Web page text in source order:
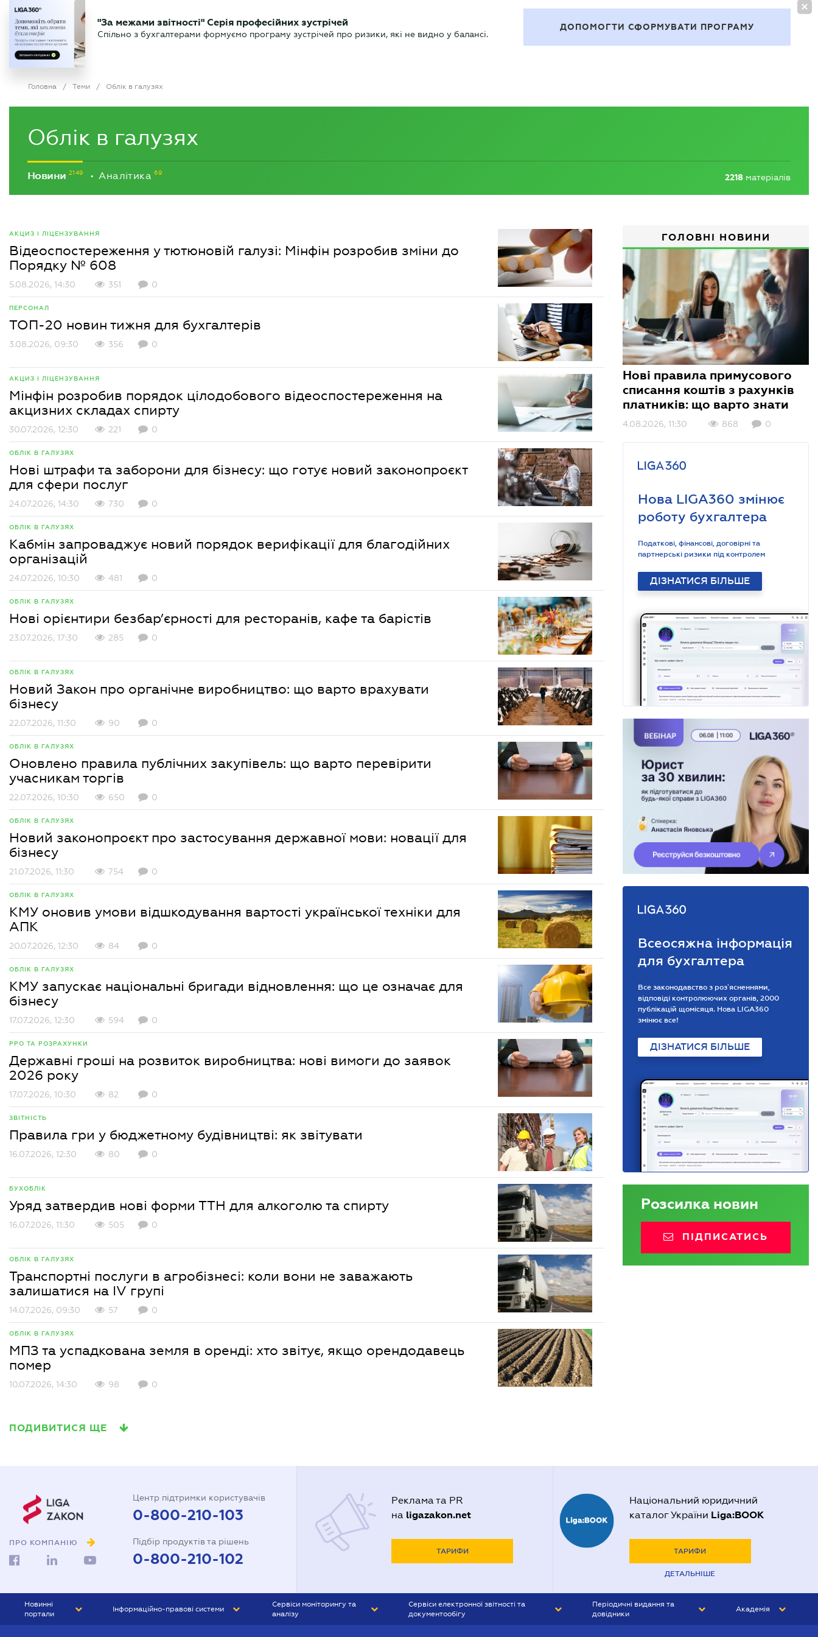
БУХГАЛТЕР.UA Новини Аналітика Календар Актуально
"За межами звітності" Серія професійних зустрічей
Спільно з бухгалтерами формуємо програму зустрічей про ризики, які не видно у балансі.
ДОПОМОГТИ СФОРМУВАТИ ПРОГРАМУ
Головна / Теми / Облік в галузях
Облік в галузях
Новини • Аналітика 2218 матеріалів
АКЦИЗ І ЛІЦЕНЗУВАННЯ
Відеоспостереження у тютюновій галузі: Мінфін розробив зміни до
Порядку № 608
5.08.2026, 14:30 351 0
ПЕРСОНАЛ
ТОП-20 новин тижня для бухгалтерів
3.08.2026, 09:30 356 0
АКЦИЗ І ЛІЦЕНЗУВАННЯ
Мінфін розробив порядок цілодобового відеоспостереження на
акцизних складах спирту
30.07.2026, 12:30 221 0
ОБЛІК В ГАЛУЗЯХ
Нові штрафи та заборони для бізнесу: що готує новий законопроєкт
для сфери послуг
24.07.2026, 14:30 730 0
ОБЛІК В ГАЛУЗЯХ
Кабмін запроваджує новий порядок верифікації для благодійних
організацій
24.07.2026, 10:30 481 0
ОБЛІК В ГАЛУЗЯХ
Нові орієнтири безбар’єрності для ресторанів, кафе та барістів
23.07.2026, 17:30 285 0
ОБЛІК В ГАЛУЗЯХ
Новий Закон про органічне виробництво: що варто врахувати
бізнесу
22.07.2026, 11:30 90 0
ОБЛІК В ГАЛУЗЯХ
Оновлено правила публічних закупівель: що варто перевірити
учасникам торгів
22.07.2026, 10:30 650 0
ОБЛІК В ГАЛУЗЯХ
Новий законопроєкт про застосування державної мови: новації для
бізнесу
21.07.2026, 11:30 754 0
ОБЛІК В ГАЛУЗЯХ
КМУ оновив умови відшкодування вартості української техніки для
АПК
20.07.2026, 12:30 84 0
ОБЛІК В ГАЛУЗЯХ
КМУ запускає національні бригади відновлення: що це означає для
бізнесу
17.07.2026, 12:30 594 0
РРО ТА РОЗРАХУНКИ
Державні гроші на розвиток виробництва: нові вимоги до заявок
2026 року
17.07.2026, 10:30 82 0
ЗВІТНІСТЬ
Правила гри у бюджетному будівництві: як звітувати
16.07.2026, 12:30 80 0
БУХОБЛІК
Уряд затвердив нові форми ТТН для алкоголю та спирту
16.07.2026, 11:30 505 0
ОБЛІК В ГАЛУЗЯХ
Транспортні послуги в агробізнесі: коли вони не заважають
залишатися на IV групі
14.07.2026, 09:30 57 0
ОБЛІК В ГАЛУЗЯХ
МПЗ та успадкована земля в оренді: хто звітує, якщо орендодавець
помер
10.07.2026, 14:30 98 0
ПОДИВИТИСЯ ЩЕ
ГОЛОВНІ НОВИНИ
Нові правила примусового
списання коштів з рахунків
платників: що варто знати
4.08.2026, 11:30 868 0
Нова LIGA360 змінює
роботу бухгалтера
Податкові, фінансові, договірні та
партнерські ризики під контролем
ДІЗНАТИСЯ БІЛЬШЕ
Всеосяжна інформація
для бухгалтера
Все законодавство з розʼясненнями,
відповіді контролюючих органів, 2000
публікацій щомісяця. Нова LIGA360
змінює все!
ДІЗНАТИСЯ БІЛЬШЕ
Розсилка новин
ПІДПИСАТИСЬ
ПРО КОМПАНІЮ
Центр підтримки користувачів
0-800-210-103
Підбір продуктів та рішень
0-800-210-102
Реклама та PR
на ligazakon.net
ТАРИФИ
Національний юридичний
каталог України Liga:BOOK
ТАРИФИ
ДЕТАЛЬНІШЕ
Новинні
портали
Інформаційно-правові системи
Сервіси моніторингу та
аналізу
Сервіси електронної звітності та
документообігу
Періодичні видання та
довідники
Академія